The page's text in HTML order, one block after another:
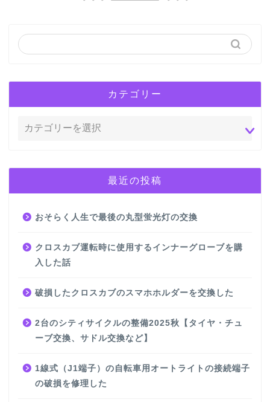
カテゴリー
最近の投稿
おそらく人生で最後の丸型蛍光灯の交換
クロスカブ運転時に使用するインナーグローブを購
入した話
破損したクロスカブのスマホホルダーを交換した
2台のシティサイクルの整備2025秋【タイヤ・チュ
ーブ交換、サドル交換など】
1線式（J1端子）の自転車用オートライトの接続端子
の破損を修理した